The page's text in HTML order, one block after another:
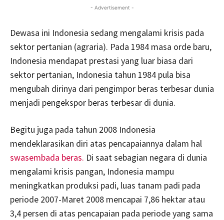
- Advertisement -
Dewasa ini Indonesia sedang mengalami krisis pada
sektor pertanian (agraria). Pada 1984 masa orde baru,
Indonesia mendapat prestasi yang luar biasa dari
sektor pertanian, Indonesia tahun 1984 pula bisa
mengubah dirinya dari pengimpor beras terbesar dunia
menjadi pengekspor beras terbesar di dunia.
Begitu juga pada tahun 2008 Indonesia
mendeklarasikan diri atas pencapaiannya dalam hal
swasembada beras. Di saat sebagian negara di dunia
mengalami krisis pangan, Indonesia mampu
meningkatkan produksi padi, luas tanam padi pada
periode 2007-Maret 2008 mencapai 7,86 hektar atau
3,4 persen di atas pencapaian pada periode yang sama